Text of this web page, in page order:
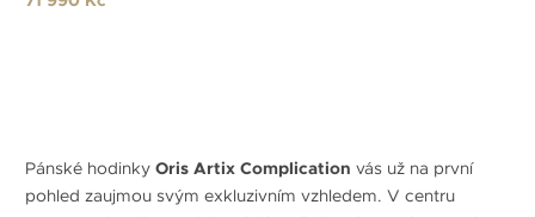
Pánské hodinky Oris Artix Complication vás už na první
pohled zaujmou svým exkluzivním vzhledem. V centru